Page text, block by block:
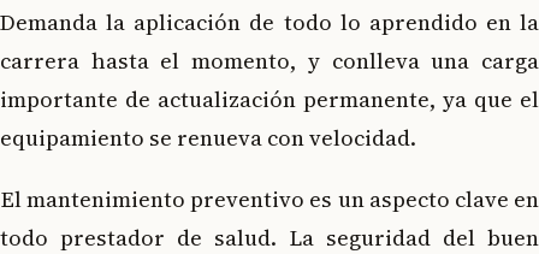
Demanda la aplicación de todo lo aprendido en la
carrera hasta el momento, y conlleva una carga
importante de actualización permanente, ya que el
equipamiento se renueva con velocidad.
El mantenimiento preventivo es un aspecto clave en
todo prestador de salud. La seguridad del buen